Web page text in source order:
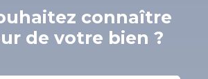
connaître
de votre bien ?